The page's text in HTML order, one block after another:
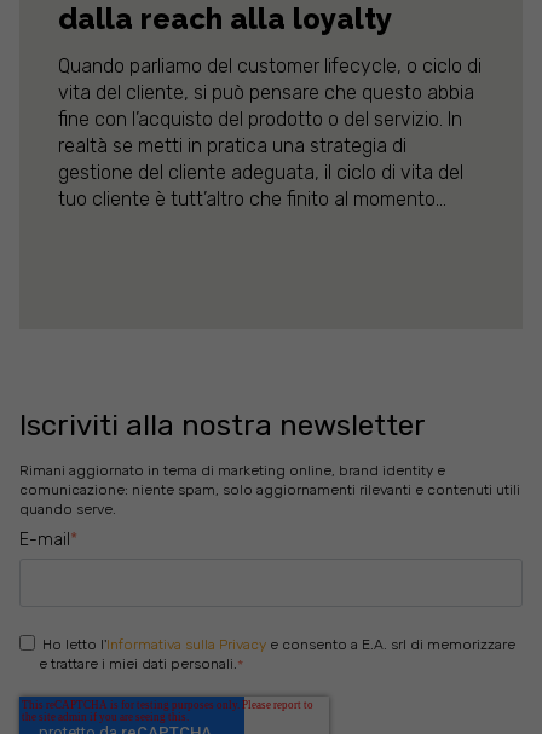
dalla reach alla loyalty
Quando parliamo del customer lifecycle, o ciclo di
vita del cliente, si può pensare che questo abbia
fine con l’acquisto del prodotto o del servizio. In
realtà se metti in pratica una strategia di
gestione del cliente adeguata, il ciclo di vita del
tuo cliente è tutt’altro che finito al momento...
Iscriviti alla nostra newsletter
Rimani aggiornato in tema di marketing online, brand identity e
comunicazione: niente spam, solo aggiornamenti rilevanti e contenuti utili
quando serve.
E-mail *
Ho letto l'Informativa sulla Privacye consento a E.A. srl di memorizzare
e trattare i miei dati personali. *